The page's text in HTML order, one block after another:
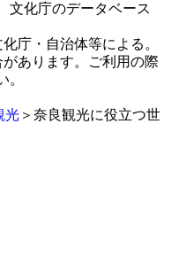
文化庁のデータベース
庁・自治体等による。
があります。ご利用の際
。
光 ＞奈良観光に役立つ世